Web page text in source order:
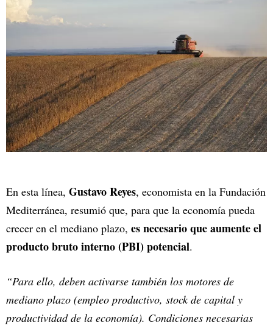
En esta línea, Gustavo Reyes, economista en la Fundación
Mediterránea, resumió que, para que la economía pueda
crecer en el mediano plazo, es necesario que aumente el
producto bruto interno (PBI) potencial.
“Para ello, deben activarse también los motores de
mediano plazo (empleo productivo, stock de capital y
productividad de la economía). Condiciones necesarias